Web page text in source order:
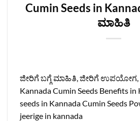
Cumin Seeds in
ಮಾಹಿತಿ
ಜೀರಿಗೆ ಬಗ್ಗೆ ಮಾಹಿತಿ, ಜೀರಿಗೆ ಉಪಯೋಗ,
Kannada Cumin Seeds Benefits in
seeds in Kannada Cumin Seeds
jeerige in kannada